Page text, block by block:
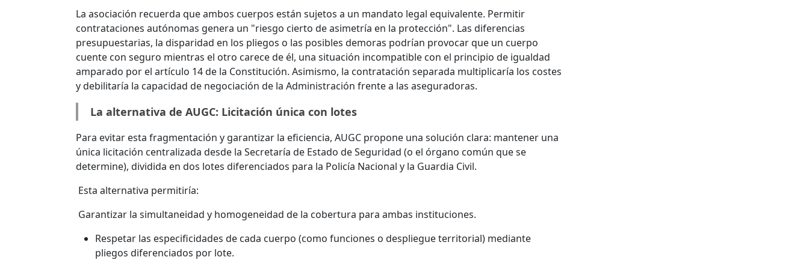
La asociación recuerda que ambos cuerpos están sujetos a un mandato legal equivalente. Permitir
contrataciones autónomas genera un "riesgo cierto de asimetría en la protección". Las diferencias
presupuestarias, la disparidad en los pliegos o las posibles demoras podrían provocar que un cuerpo
cuente con seguro mientras el otro carece de él, una situación incompatible con el principio de igualdad
amparado por el artículo 14 de la Constitución. Asimismo, la contratación separada multiplicaría los costes
y debilitaría la capacidad de negociación de la Administración frente a las aseguradoras.
La alternativa de AUGC: Licitación única con lotes
Para evitar esta fragmentación y garantizar la eficiencia, AUGC propone una solución clara: mantener una
única licitación centralizada desde la Secretaría de Estado de Seguridad (o el órgano común que se
determine), dividida en dos lotes diferenciados para la Policía Nacional y la Guardia Civil.
Esta alternativa permitiría:
Garantizar la simultaneidad y homogeneidad de la cobertura para ambas instituciones.
Respetar las especificidades de cada cuerpo (como funciones o despliegue territorial) mediante
pliegos diferenciados por lote.